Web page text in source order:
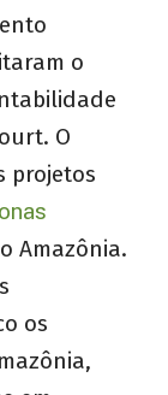
o
O
projetos
Amazônia.
os